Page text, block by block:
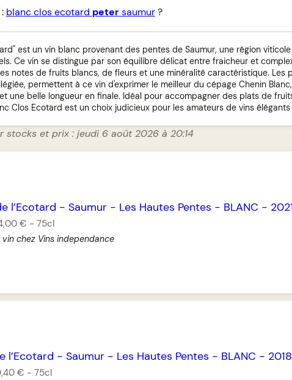
blanc clos ecotard petersaumur?
est un vin blanc provenant des pentes de Saumur, une région
Ce vin se distingue par son équilibre délicat entre fraicheur et
notes de fruits blancs, de fleurs et une minéralité caractéristique. Les
permettent à ce vin d'exprimer le meilleur du cépage Chenin
une belle longueur en finale. Idéal pour accompagner des plats de
Clos Ecotard est un choix judicieux pour les amateurs de vins
stocks et prix : jeudi 6 août 2026 à 20:14
l’Ecotard - Saumur- Les Hautes Pentes - BLANC -
€ - 75cl
chez Vins independance
l’Ecotard - Saumur- Les Hautes Pentes - BLANC - 2018
€ - 75cl